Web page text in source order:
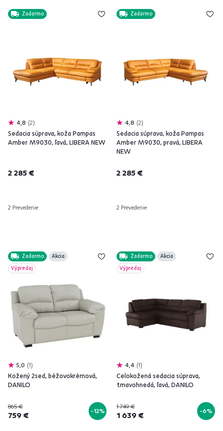
Zadarmo
4,8 2
Sedacia súprava, koža Pampas
Amber M9030, ľavá, LIBERA NEW
2 285 €
2 Prevedenie
Zadarmo
4,8 2
Sedacia súprava, koža Pampas
Amber M9030, pravá, LIBERA
NEW
2 285 €
2 Prevedenie
Zadarmo
Akcia
Výpredaj
5,0 1
Kožený 2sed, béžovokrémová,
DANILO
865 €
759 € -12%
Zadarmo
Akcia
Výpredaj
4,4 1
Celokožená sedacia súprava,
tmavohnedá, ľavá, DANILO
1 749 €
1 639 € -6%